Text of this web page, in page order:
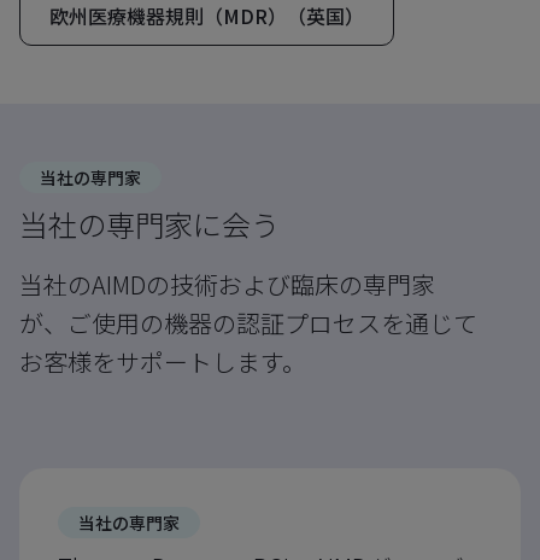
欧州医療機器規則（MDR）（英国）
当社の専門家
当社の専門家に会う
当社のAIMDの技術および臨床の専門家
が、ご使用の機器の認証プロセスを通じて
お客様をサポートします。
当社の専門家